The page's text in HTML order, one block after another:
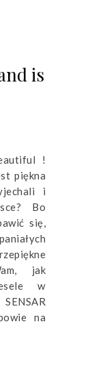
is
!
piękna
i
Bo
się,
jak
w
na